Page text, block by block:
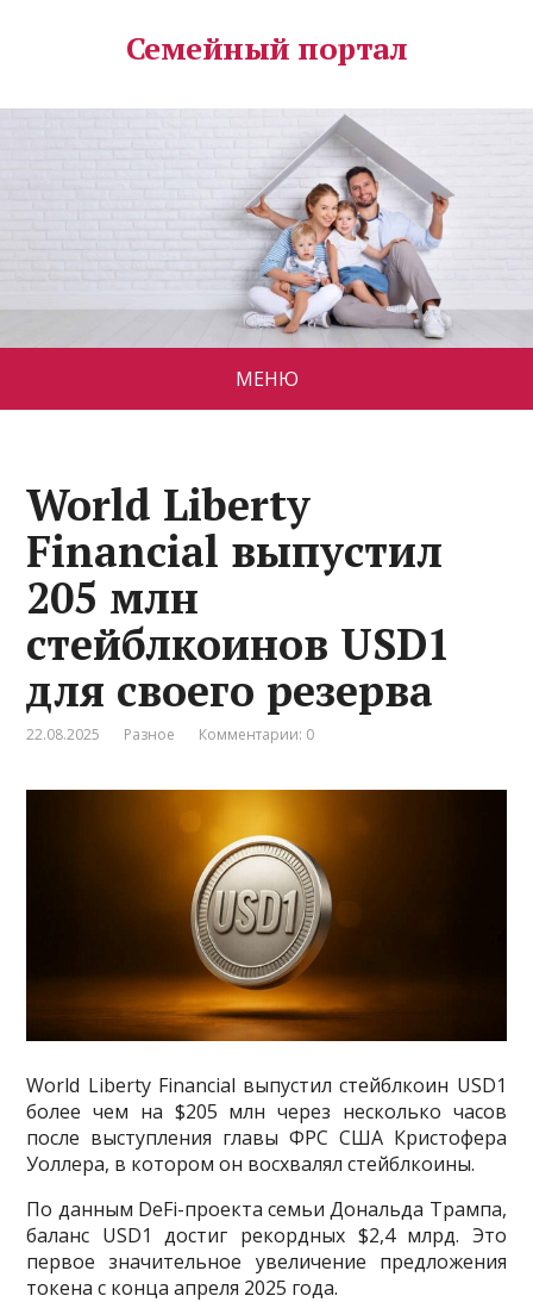
Семейный портал
МЕНЮ
World Liberty
Financial выпустил
205 млн
стейблкоинов USD1
для своего резерва
22.08.2025 Разное Комментарии: 0
World Liberty Financial выпустил стейблкоин USD1
более чем на $205 млн через несколько часов
после выступления главы ФРС США Кристофера
Уоллера, в котором он восхвалял стейблкоины.
По данным DeFi-проекта семьи Дональда Трампа,
баланс USD1 достиг рекордных $2,4 млрд. Это
первое значительное увеличение предложения
токена с конца апреля 2025 года.